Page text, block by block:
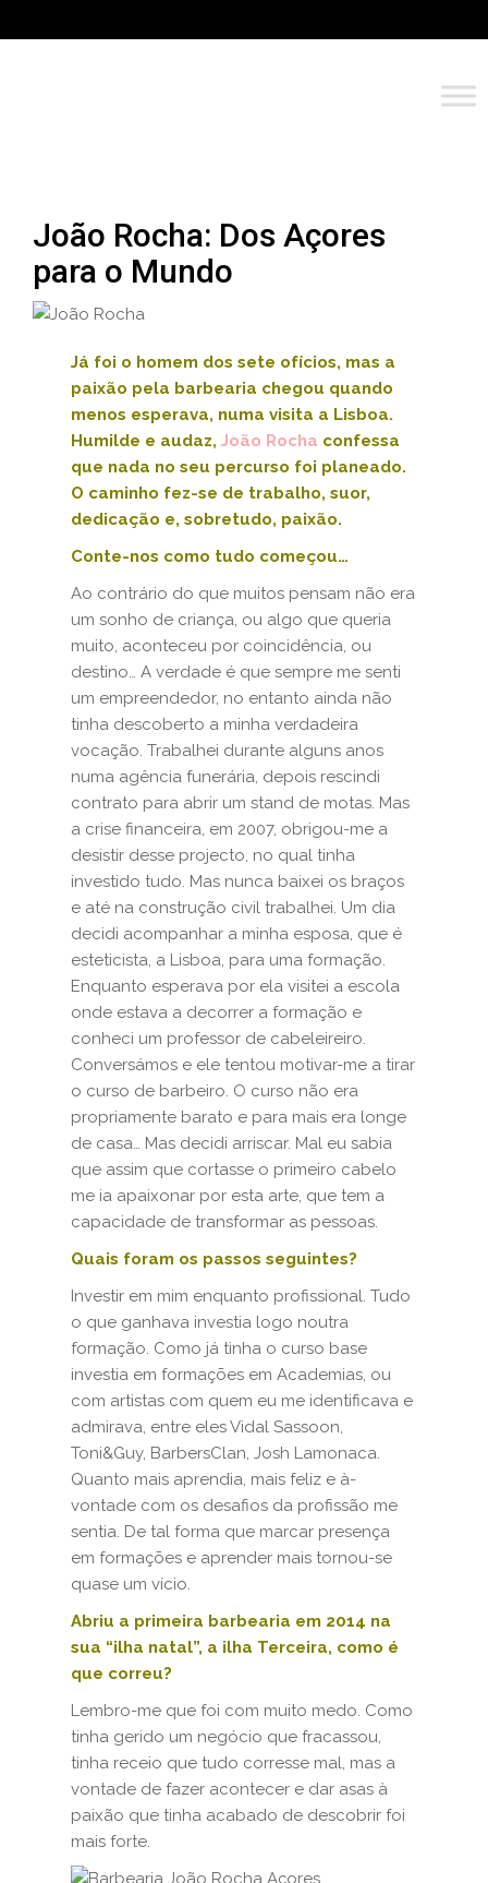
João Rocha: Dos Açores
para o Mundo
Já foi o homem dos sete ofícios, mas a
paixão pela barbearia chegou quando
menos esperava, numa visita a Lisboa.
Humilde e audaz, João Rocha confessa
que nada no seu percurso foi planeado.
O caminho fez-se de trabalho, suor,
dedicação e, sobretudo, paixão.
Conte-nos como tudo começou…
Ao contrário do que muitos pensam não era
um sonho de criança, ou algo que queria
muito, aconteceu por coincidência, ou
destino… A verdade é que sempre me senti
um empreendedor, no entanto ainda não
tinha descoberto a minha verdadeira
vocação. Trabalhei durante alguns anos
numa agência funerária, depois rescindi
contrato para abrir um stand de motas. Mas
a crise financeira, em 2007, obrigou-me a
desistir desse projecto, no qual tinha
investido tudo. Mas nunca baixei os braços
e até na construção civil trabalhei. Um dia
decidi acompanhar a minha esposa, que é
esteticista, a Lisboa, para uma formação.
Enquanto esperava por ela visitei a escola
onde estava a decorrer a formação e
conheci um professor de cabeleireiro.
Conversámos e ele tentou motivar-me a tirar
o curso de barbeiro. O curso não era
propriamente barato e para mais era longe
de casa… Mas decidi arriscar. Mal eu sabia
que assim que cortasse o primeiro cabelo
me ia apaixonar por esta arte, que tem a
capacidade de transformar as pessoas.
Quais foram os passos seguintes?
Investir em mim enquanto profissional. Tudo
o que ganhava investia logo noutra
formação. Como já tinha o curso base
investia em formações em Academias, ou
com artistas com quem eu me identificava e
admirava, entre eles Vidal Sassoon,
Toni&Guy, BarbersClan, Josh Lamonaca.
Quanto mais aprendia, mais feliz e à-
vontade com os desafios da profissão me
sentia. De tal forma que marcar presença
em formações e aprender mais tornou-se
quase um vício.
Abriu a primeira barbearia em 2014 na
sua “ilha natal”, a ilha Terceira, como é
que correu?
Lembro-me que foi com muito medo. Como
tinha gerido um negócio que fracassou,
tinha receio que tudo corresse mal, mas a
vontade de fazer acontecer e dar asas à
paixão que tinha acabado de descobrir foi
mais forte.